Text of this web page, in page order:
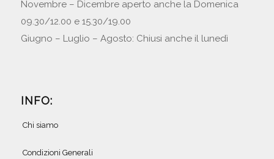
Novembre – Dicembre aperto anche la Domenica
09.30/12.00 e 15.30/19.00
Giugno – Luglio – Agosto: Chiusi anche il lunedì
INFO:
Chi siamo
Condizioni Generali